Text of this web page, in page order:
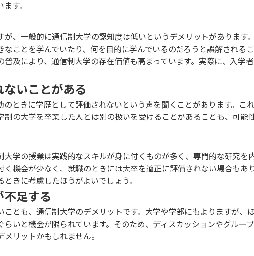
す。
、一般的に通信制大学の認知度は低いというデメリットがあります
ことを学んでいたり、何を目的に学んでいるのだろうと誤解されるこ
及により、通信制大学の存在価値も高まっています。実際に、入学
いことがある
ときに学歴として評価されないという声を聞くことがあります。こ
制の大学を卒業した人とは別の扱いを受けることがあることも、可
大学の授業は実践的なスキルが身に付くものが多く、専門的な研究を
く機会が少なく、就職のときには大卒を適正に評価されない場合もあ
きに考慮したほうがよいでしょう。
足する
ことも、通信制大学のデメリットです。大学や学部にもよりますが、
らいと機会が限られています。そのため、ディスカッションやグルー
リットかもしれません。